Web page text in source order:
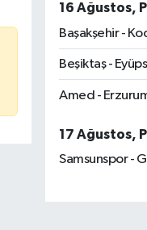
16 Ağustos,
Başakşehir -
Beşiktaş -
Amed -
17 Ağustos,
Samsunspor -